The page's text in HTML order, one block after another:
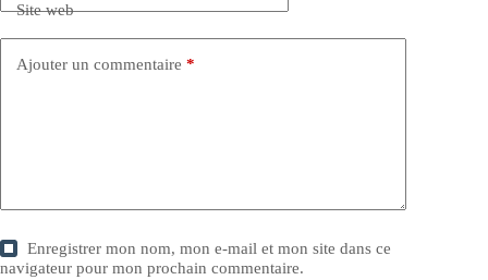
Site web
Ajouter un commentaire *
Enregistrer mon nom, mon e-mail et mon site dans ce
navigateur pour mon prochain commentaire.